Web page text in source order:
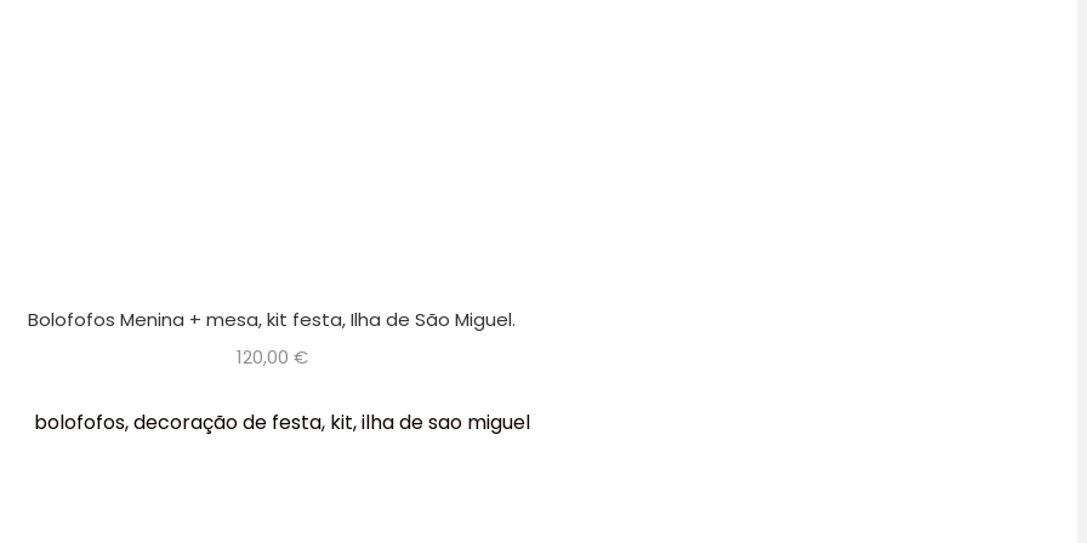
Bolofofos Menina + mesa, kit festa, Ilha de São Miguel.
120,00 €